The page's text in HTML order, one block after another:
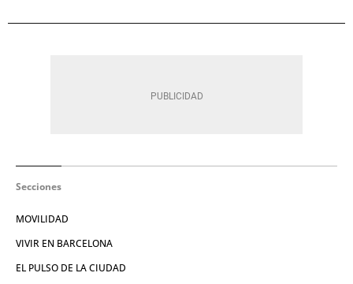
Secciones
MOVILIDAD
VIVIR EN BARCELONA
EL PULSO DE LA CIUDAD